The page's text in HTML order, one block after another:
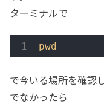
ターミナルで
pwd
で今いる場所を確認
でなかったら